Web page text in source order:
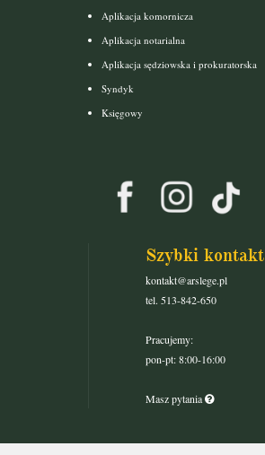
Aplikacja komornicza
Aplikacja notarialna
Aplikacja sędziowska i prokuratorska
Syndyk
Księgowy
Szybki kontakt
kontakt@arslege.pl
tel. 513-842-650
Pracujemy:
pon-pt: 8:00-16:00
Masz pytania